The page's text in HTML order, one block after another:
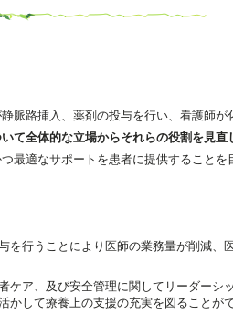
脈路挿入、薬剤の投与を行い、看護師が
て全体的な立場からそれらの役割を見直
最適なサポートを患者に提供することを
行うことにより医師の業務量が削減、
ケア、及び安全管理に関してリーダーシ
して療養上の支援の充実を図ることがで